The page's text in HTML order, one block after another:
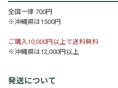
全国一律 700円
※沖縄県は1500円
ご購入10,000円以上で送料無料
※沖縄県は12,000円以上
発送について